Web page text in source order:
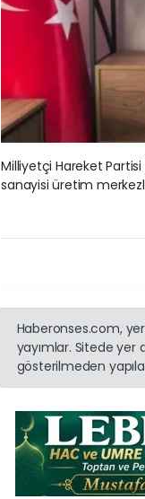
Milliyetçi Hareket
sanayisi üretim
Haberonses.com,
yayımlar. Sitede yer
gösterilmeden